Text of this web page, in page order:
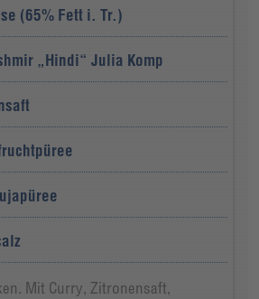
(65% Fett i. Tr.)
„Hindi“ Julia Komp
Mit Curry, Zitronensaft,